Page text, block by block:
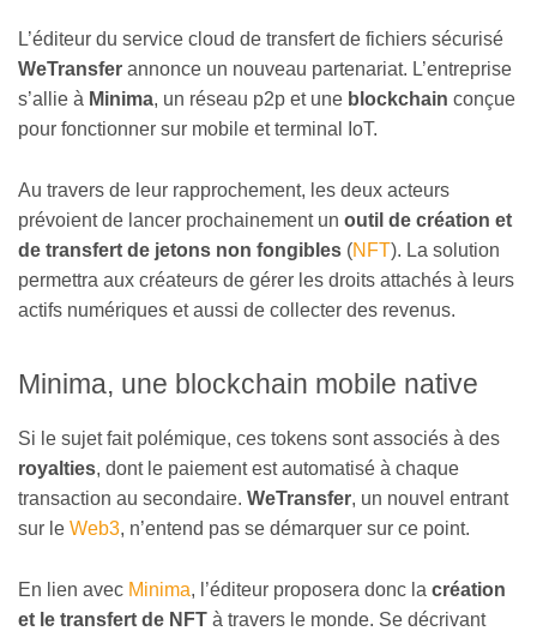
L’éditeur du service cloud de transfert de fichiers sécurisé
WeTransfer annonce un nouveau partenariat. L’entreprise
s’allie à Minima, un réseau p2p et une blockchain conçue
pour fonctionner sur mobile et terminal IoT.
Au travers de leur rapprochement, les deux acteurs
prévoient de lancer prochainement un outil de création et
de transfert de jetons non fongibles (NFT). La solution
permettra aux créateurs de gérer les droits attachés à leurs
actifs numériques et aussi de collecter des revenus.
Minima, une blockchain mobile native
Si le sujet fait polémique, ces tokens sont associés à des
royalties, dont le paiement est automatisé à chaque
transaction au secondaire. WeTransfer, un nouvel entrant
sur le Web3, n’entend pas se démarquer sur ce point.
En lien avec Minima, l’éditeur proposera donc la création
et le transfert de NFT à travers le monde. Se décrivant